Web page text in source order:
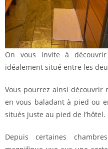
On vous invite à découvrir
idéalement situé entre les
Vous pourrez ainsi découvrir
en vous baladant à pied ou
situés juste au pied de l’hôtel.
Depuis certaines